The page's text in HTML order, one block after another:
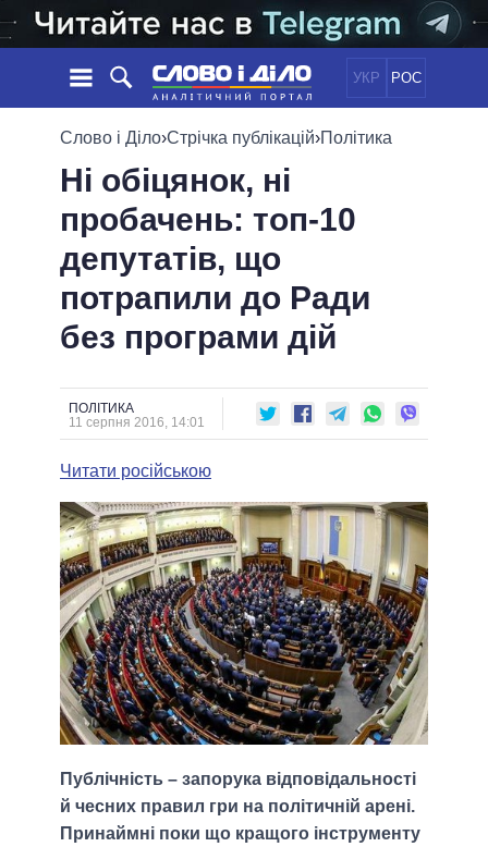
УКР РОС
НОВИНИ
СТРІЧКА
ПОДІЇ
СТАТТІ
ДУМКИ
ОГЛЯДИ
ДАЙДЖЕСТИ
ПОЛІТИКА
ЕКОНОМІКА
СУСПІЛЬСТВО
ОБIЦЯНКИ
ПОЛIТИКИ
УСІ ПОЛІТИКИ
ПРЕЗИДЕНТ І ОФІС
ВЕРХОВНА РАДА
ГОЛОВИ ОБЛАДМІНІСТРАЦІЙ
МЕРИ МІСТ
ВСІ ПЕРСОНИ
ІНФОГРАФІКА
ВІДЕО
ПОРІВНЯННЯ ПОЛІТИКІВ
Слово і Діло›Стрічка публікацій›Політика
Ні обіцянок, ні
пробачень: топ-10
депутатів, що
потрапили до Ради
без програми дій
ПОЛІТИКА
11 серпня 2016, 14:01
Читати російською
Публічність – запорука відповідальності
й чесних правил гри на політичній арені.
Принаймні поки що кращого інструменту